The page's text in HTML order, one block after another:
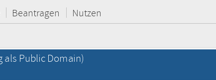
Beantragen Nutzen
als Public Domain)